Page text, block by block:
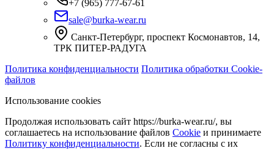
+7 (965) 777-67-61
sale@burka-wear.ru
Санкт-Петербург, проспект Космонавтов, 14,
ТРК ПИТЕР-РАДУГА
Политика конфиденциальности Политика обработки Cookie-
файлов
Использование cookies
Продолжая использовать сайт https://burka-wear.ru/, вы
соглашаетесь на использование файлов Cookie и принимаете
Политику конфиденциальности. Если не согласны с их